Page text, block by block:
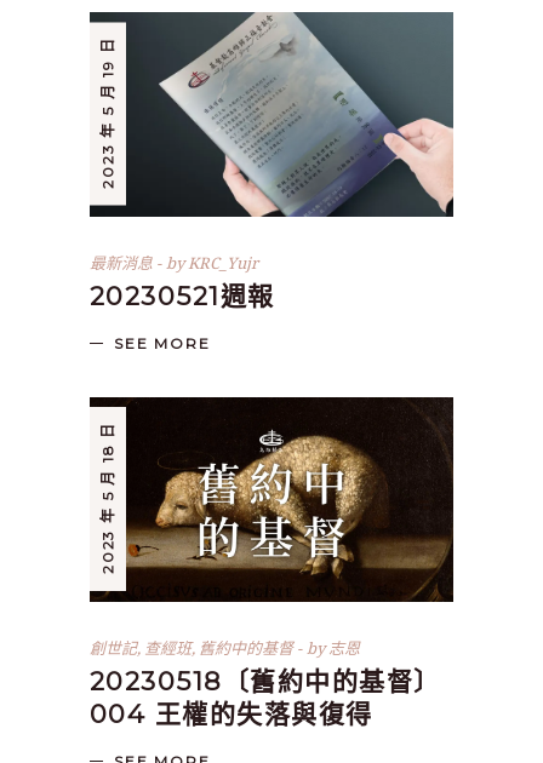
2023 年 5 月 19 日
最新消息 byKRC_Yujr
20230521週報
SEE MORE
2023 年 5 月 18 日
創世記, 查經班, 舊約中的基督 by志恩
20230518〔舊約中的基督〕
004 王權的失落與復得